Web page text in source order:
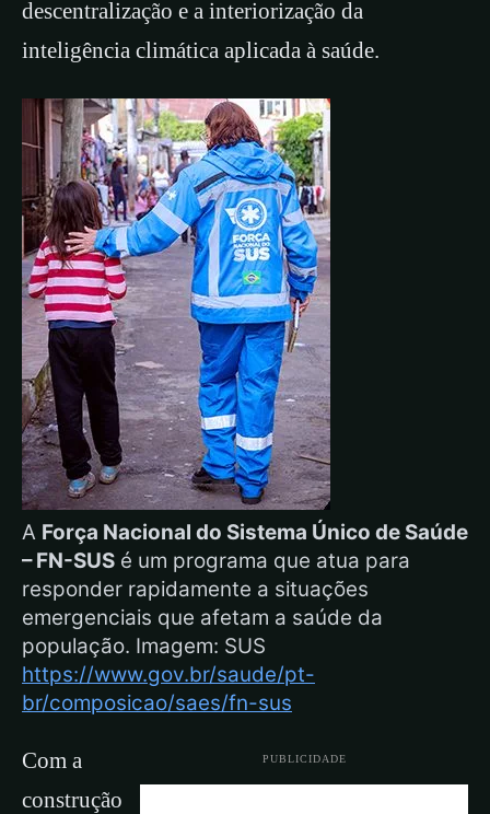
descentralização e a interiorização da
inteligência climática aplicada à saúde.
A Força Nacional do Sistema Único de Saúde
– FN-SUS é um programa que atua para
responder rapidamente a situações
emergenciais que afetam a saúde da
população. Imagem: SUS
https://www.gov.br/saude/pt-
br/composicao/saes/fn-sus
PUBLICIDADE
Com a
construção